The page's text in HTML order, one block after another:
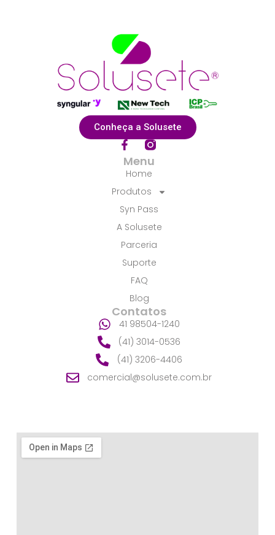
Conheça a Solusete
F
a
c
e
b
o
k
-
f
Menu
Home
Produtos
Syn Pass
A Solusete
Parceria
Suporte
FAQ
Blog
Contatos
41 98504-1240
(41) 3014-0536
(41) 3206-4406
comercial@solusete.com.br